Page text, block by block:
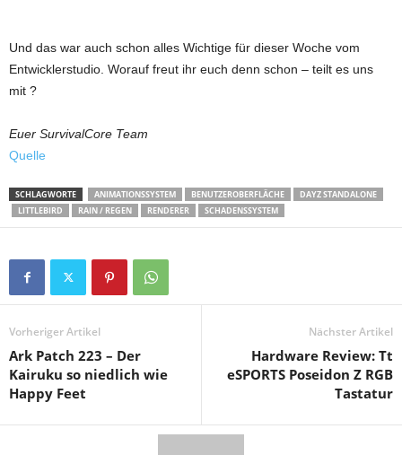
Und das war auch schon alles Wichtige für dieser Woche vom
Entwicklerstudio. Worauf freut ihr euch denn schon – teilt es uns
mit ?
Euer SurvivalCore Team
Quelle
SCHLAGWORTE ANIMATIONSSYSTEM BENUTZEROBERFLÄCHE
DAYZ STANDALONE
LITTLEBIRD
RAIN / REGEN RENDERER SCHADENSSYSTEM
Vorheriger Artikel
Ark Patch 223 – Der
Kairuku so niedlich wie
Happy Feet
Nächster Artikel
Hardware Review: Tt
eSPORTS Poseidon Z RGB
Tastatur